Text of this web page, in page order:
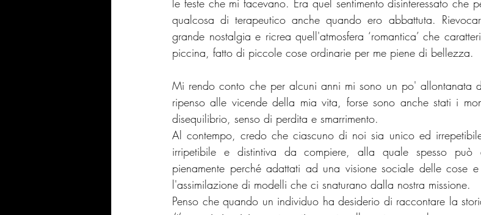
le feste che mi facevano. Era quel sentimento disinteressato che
qualcosa di terapeutico anche quando ero abbattuta.
grande nostalgia e ricrea quell'atmosfera ‘romantica’ che
piccina, fatto di piccole cose ordinarie per me piene di bellezza.
Mi rendo conto che per alcuni anni mi sono un po' allontanata
ripenso alle vicende della mia vita, forse sono anche stati i
disequilibrio, senso di perdita e smarrimento.
Al contempo, credo che ciascuno di noi sia unico ed
irripetibile e distintiva da compiere, alla quale spesso può
pienamente perché adattati ad una visione sociale delle cose
l'assimilazione di modelli che ci snaturano dalla nostra missione.
Penso che quando un individuo ha desiderio di raccontare la